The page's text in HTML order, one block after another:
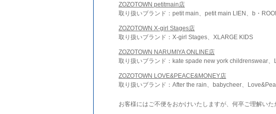
ZOZOTOWN petitmain店
取り扱いブランド：petit main、petit main LIEN、b・
ZOZOTOWN X-girl Stages店
取り扱いブランド：X-girl Stages、XLARGE KIDS
ZOZOTOWN NARUMIYA ONLINE店
取り扱いブランド：kate spade new york childrenswear
ZOZOTOWN LOVE&PEACE&MONEY店
取り扱いブランド：After the rain、babycheer、
お客様にはご不便をおかけいたしますが、何卒ご理解いた